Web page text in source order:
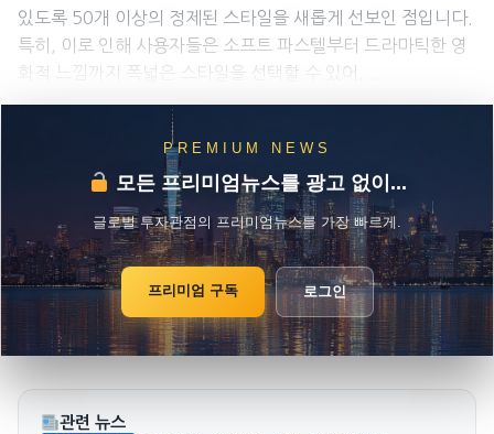
있도록 50개 이상의 정제된 스타일을 새롭게 선보인 점입니다.
특히, 이로 인해 사용자들은 소프트 파스텔부터 드라마틱한 영
화적 느낌까지 폭넓은 스타일을 선택할 수 있어,...
PREMIUM NEWS
모든 프리미엄뉴스를 광고 없이...
글로벌 투자관점의 프리미엄뉴스를 가장 빠르게.
프리미엄 구독 로그인
관련 뉴스